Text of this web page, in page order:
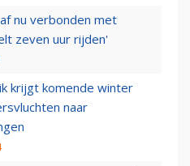
nu verbonden met
zeven uur rijden'
krijgt komende winter
naar